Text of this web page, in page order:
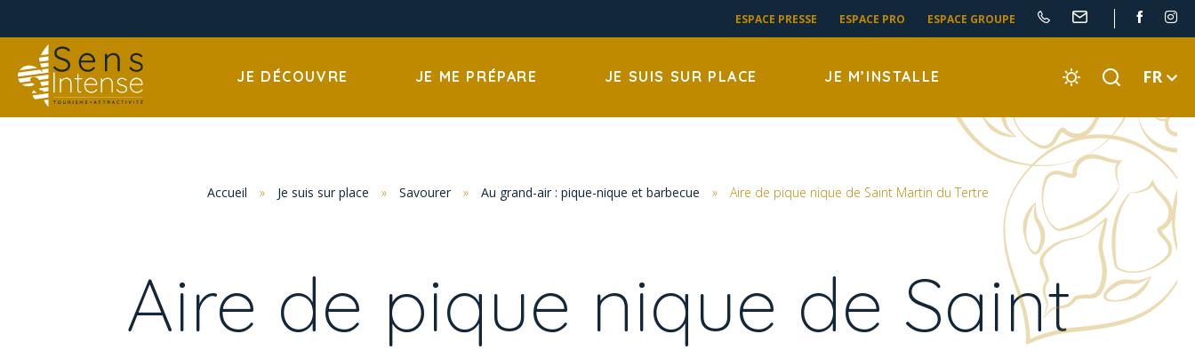
ESPACE PRESSE ESPACE PRO ESPACE GROUPE
JE DÉCOUVRE JE ME PRÉPARE JE SUIS SUR PLACE JE M’INSTALLE FR
Accueil » Je suis sur place » Savourer » Au grand-air : pique-nique et barbecue » Aire de pique nique de Saint Martin du Tertre
Aire de pique nique de Saint